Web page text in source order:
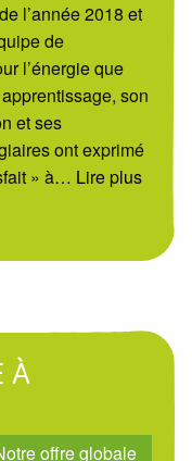
l’année 2018 et
de
l’énergie que
son
et ses
ont exprimé
» à… Lire plus
À
offre globale